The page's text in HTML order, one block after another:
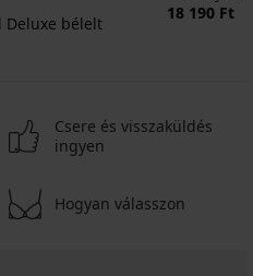
Deluxe bélelt
18 190 Ft
Csere és visszaküldés
ingyen
Hogyan válasszon